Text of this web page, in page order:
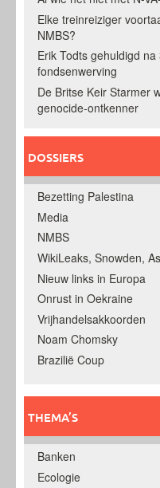
Elke treinreiziger
NMBS?
Erik Todts gehuldigd
fondsenwerving
De Britse Keir Starmer
genocide-ontkenner
DOSSIERS
Bezetting Palestina
Media
NMBS
WikiLeaks, Snowden,
Nieuw links in Europa
Onrust in Oekraine
Vrijhandelsakkoorden
Noam Chomsky
Brazilië Coup
THEMA’S
Banken
Ecologie